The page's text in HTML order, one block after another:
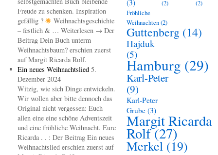
Freude zu schenken. Inspiration
gefällig ?
Weihnachtsgeschichte
– festlich & … Weiterlesen → Der
Beitrag Dein Buch unterm
Weihnachtsbaum? erschien zuerst
auf Margit Ricarda Rolf.
Ein neues Weihnachtslied 5.
Dezember 2024
Witzig, wie sich Dinge entwickeln.
Wir wollen aber bitte dennoch das
Original nicht vergessen: Euch
allen eine eine schöne Adventszeit
und eine fröhliche Weihnacht. Eure
Ricarda . . : Der Beitrag Ein neues
Weihnachtslied erschien zuerst auf
(3) (2)
(2)
Fröhliche
Weihnachten(2)
Guttenberg (14)
Hajduk
(5)
Hamburg (29)
Karl-Peter
(9)
Karl-Peter
Grube (3)
Margit Ricarda
Rolf(27)
Merkel (19)